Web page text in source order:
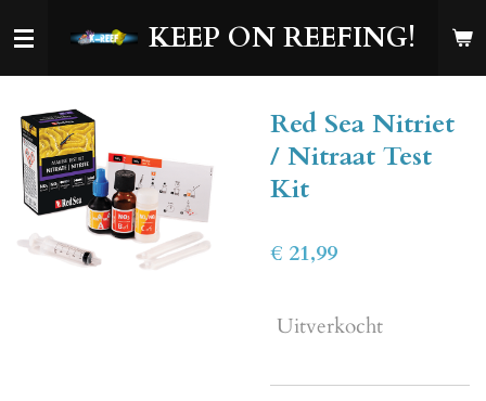
direct
hoofdinhoud
KEEP ON REEFING!
Red Sea Nitriet
/ Nitraat Test
Kit
€ 21,99
Uitverkocht